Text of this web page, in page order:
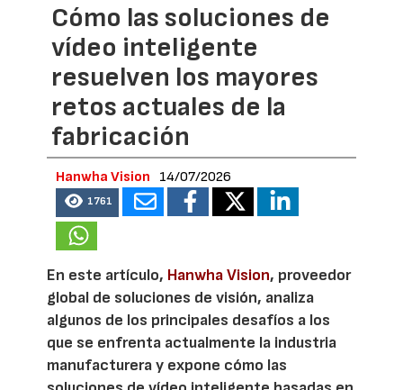
Cómo las soluciones de
vídeo inteligente
resuelven los mayores
retos actuales de la
fabricación
Hanwha Vision 14/07/2026
1761
En este artículo, Hanwha Vision, proveedor
global de soluciones de visión, analiza
algunos de los principales desafíos a los
que se enfrenta actualmente la industria
manufacturera y expone cómo las